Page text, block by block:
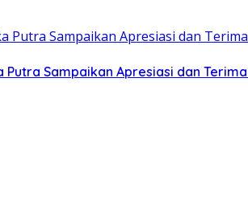
Putra Sampaikan Apresiasi dan